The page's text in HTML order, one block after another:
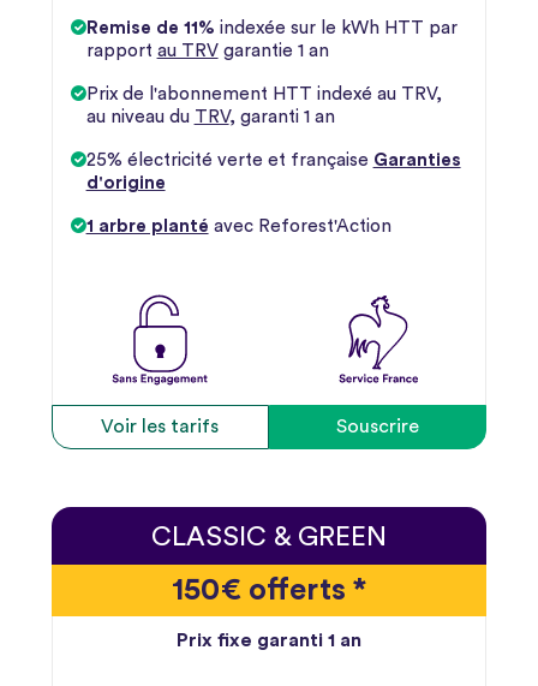
Remise de 11% indexée sur le kWh HTT par
rapport au TRVgarantie 1 an
Prix de l'abonnement HTT indexé au TRV,
au niveau du TRV, garanti 1 an
25% électricité verte et française Garanties
d'origine
1 arbre planté avec Reforest'Action
Voir les tarifs Souscrire
CLASSIC & GREEN
150€ offerts *
Prix fixe garanti 1 an